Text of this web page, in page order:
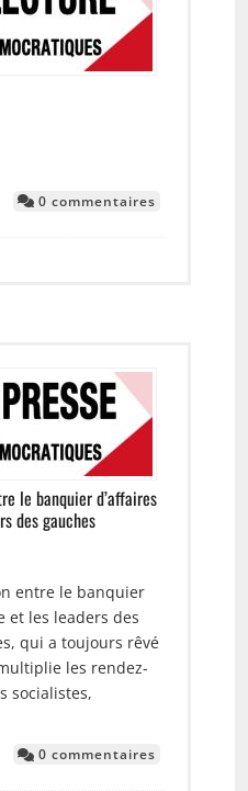
0 commentaires
le banquier d’affaires
des gauches
entre le banquier
et les leaders des
qui a toujours rêvé
les rendez-
socialistes,
0 commentaires